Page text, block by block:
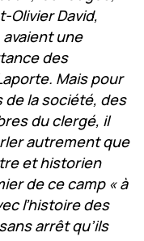
Olivier David,
une
des
Mais pour
la société, des
du clergé, il
autrement que
et historien
de ce camp « à
l’histoire des
arrêt qu’ils